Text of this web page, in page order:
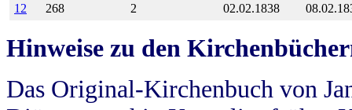
12
268 2 02.02.1838
Hinweise zu den
Das Original-Kirchenbuch von